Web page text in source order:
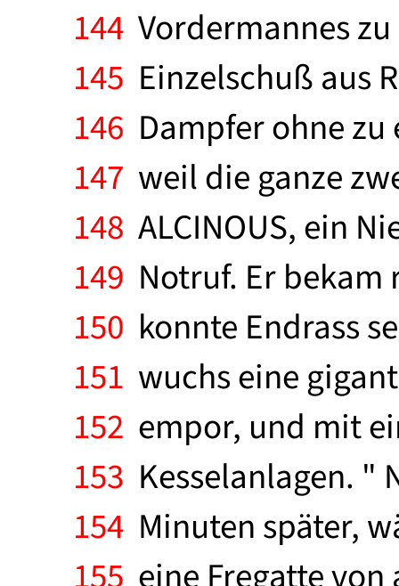
144 Vordermannes
145 Einzelschuß aus
146 Dampfer ohne
147 weil die ganze
148 ALCINOUS, ein
149 Notruf. Er bekam
150 konnte Endrass
151 wuchs eine
152 empor, und mit
153 Kesselanlagen. "
154 Minuten später,